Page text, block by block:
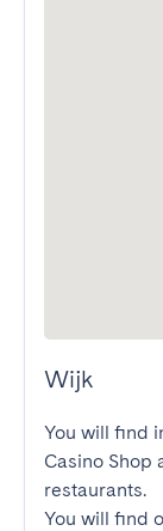
Wijk
You will find
Casino Shop
restaurants.
You will find